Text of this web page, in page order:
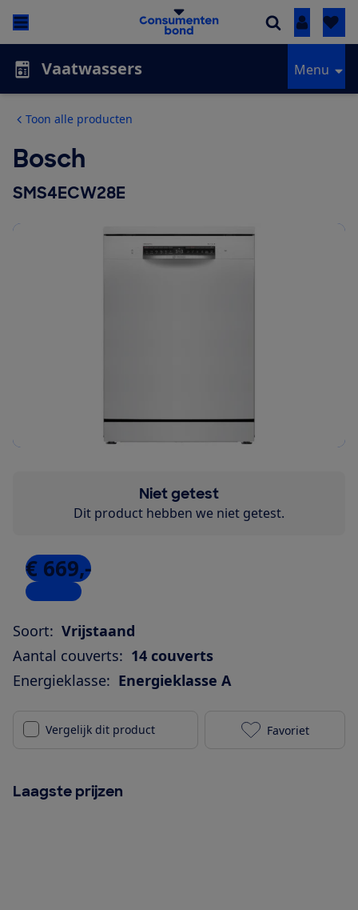
Inloggen
Vaatwassers Menu
Toon alle producten
Bosch
SMS4ECW28E
Niet getest
Dit product hebben we niet getest.
€ 669,-
6 winkels
Soort: Vrijstaand
Aantal couverts: 14 couverts
Energieklasse: Energieklasse A
Vergelijk dit product Bosch
Favoriet
Laagste prijzen